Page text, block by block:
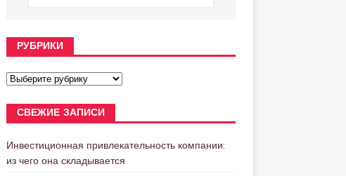
РУБРИКИ
СВЕЖИЕ ЗАПИСИ
Инвестиционная привлекательность компании:
из чего она складывается